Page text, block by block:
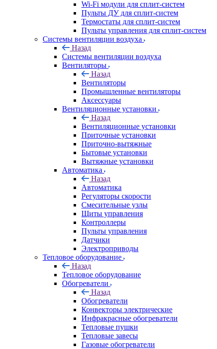
Wi-Fi модули для сплит-систем
Пульты ДУ для сплит-систем
Термостаты для сплит-систем
Пульты управления для сплит-систем
Системы вентиляции воздуха
Назад
Системы вентиляции воздуха
Вентиляторы
Назад
Вентиляторы
Промышленные вентиляторы
Аксессуары
Вентиляционные установки
Назад
Вентиляционные установки
Приточные установки
Приточно-вытяжные
Бытовые установки
Вытяжные установки
Автоматика
Назад
Автоматика
Регуляторы скорости
Смесительные узлы
Щиты управления
Контроллеры
Пульты управления
Датчики
Электроприводы
Тепловое оборудование
Назад
Тепловое оборудование
Обогреватели
Назад
Обогреватели
Конвекторы электрические
Инфракрасные обогреватели
Тепловые пушки
Тепловые завесы
Газовые обогреватели